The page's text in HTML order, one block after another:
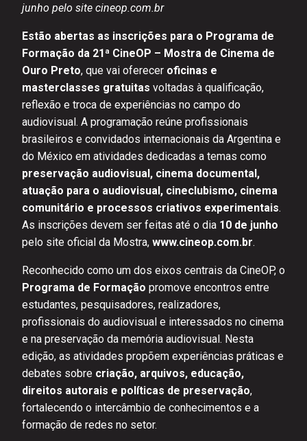
junho pelo site cineop.com.br
Estão abertas as inscrições para o Programa de
Formação da 21ª CineOP – Mostra de Cinema de
Ouro Preto, que vai oferecer oficinas e
masterclasses gratuitas voltadas à qualificação,
reflexão e troca de experiências no campo do
audiovisual. A programação reúne profissionais
brasileiros e convidados internacionais da Argentina e
do México em atividades dedicadas a temas como
preservação audiovisual, cinema documental,
atuação para o audiovisual, cineclubismo, cinema
comunitário e processos criativos experimentais.
As inscrições devem ser feitas até o dia 10 de junho
pelo site oficial da Mostra, www.cineop.com.br.
Reconhecido como um dos eixos centrais da CineOP, o
Programa de Formação promove encontros entre
estudantes, pesquisadores, realizadores,
profissionais do audiovisual e interessados no cinema
e na preservação da memória audiovisual. Nesta
edição, as atividades propõem experiências práticas e
debates sobre criação, arquivos, educação,
direitos autorais e políticas de preservação,
fortalecendo o intercâmbio de conhecimentos e a
formação de redes no setor.